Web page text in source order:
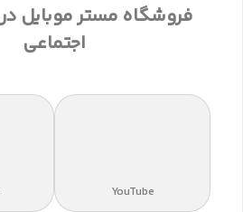
فروشگاه مستر موبایل
اجتماعی
YouTube